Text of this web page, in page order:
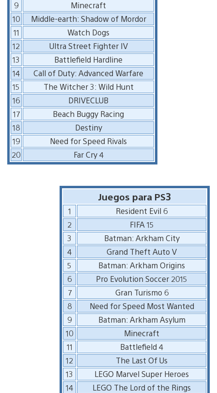
9
Minecraft
10
Middle-earth: Shadow of Mordor
11
Watch Dogs
12
Ultra Street Fighter IV
13
Battlefield Hardline
14
Call of Duty: Advanced Warfare
15
The Witcher 3: Wild Hunt
16
DRIVECLUB
17
Beach Buggy Racing
18
Destiny
19
Need for Speed Rivals
20
Far Cry 4
Juegos para PS3
1
Resident Evil 6
2
FIFA 15
3
Batman: Arkham City
4
Grand Theft Auto V
5
Batman: Arkham Origins
6
Pro Evolution Soccer 2015
7
Gran Turismo 6
8
Need for Speed Most Wanted
9
Batman: Arkham Asylum
10
Minecraft
11
Battlefield 4
12
The Last Of Us
13
LEGO Marvel Super Heroes
14
LEGO The Lord of the Rings